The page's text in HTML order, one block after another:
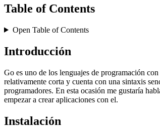
Table of Contents
Open Table of Contents
Introducción
Go es uno de los lenguajes de programación
relativamente corta y cuenta con una sintaxis
programadores. En esta ocasión me gustaría
empezar a crear aplicaciones con el.
Instalación